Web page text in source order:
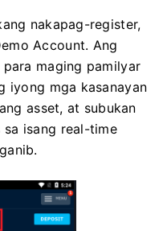
nakapag-register,
Account. Ang
maging pamilyar
iyong mga kasanayan
asset, at subukan
sa isang real-time